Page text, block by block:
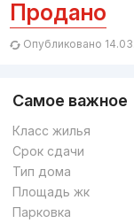
Сдача 4кв 2026
ЖК
Продано
Опубликовано
Самое важное
Класс жилья
Срок сдачи
Тип дома
Площадь жк
Парковка